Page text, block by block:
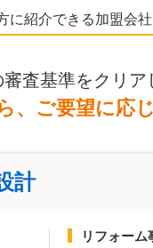
に紹介できる加盟会
査基準をクリ
、ご要望に応
計
リフォーム